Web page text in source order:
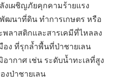
งเผชิญภัยคุกคามร้ายแรง
ฒนาที่ดิน ทำการเกษตร หรือ
ลาสติกและสารเคมีที่ไหลลง
อง ที่รุกล้ำพื้นที่ป่าชายเลน
ากาศ เช่น ระดับน้ำทะเลที่สูง
งป่าชายเลน